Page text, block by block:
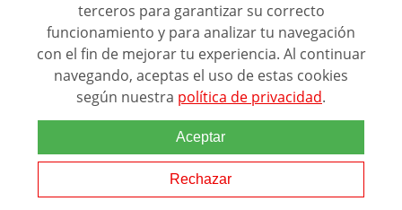
Ver más programas
terceros para garantizar su correcto
funcionamiento y para analizar tu navegación
con el fin de mejorar tu experiencia. Al continuar
navegando, aceptas el uso de estas cookies
según nuestra política de privacidad.
Aceptar
Rechazar